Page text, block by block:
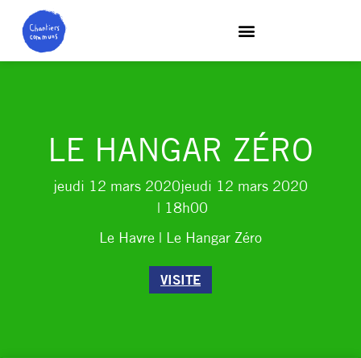
LE HANGAR ZÉRO
jeudi 12 mars 2020jeudi 12 mars 2020
| 18h00
Le Havre | Le Hangar Zéro
VISITE